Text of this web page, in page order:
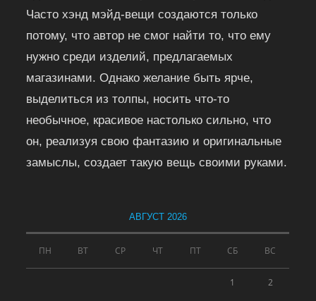
Часто хэнд мэйд-вещи создаются только
потому, что автор не смог найти то, что ему
нужно среди изделий, предлагаемых
магазинами. Однако желание быть ярче,
выделиться из толпы, носить что-то
необычное, красивое настолько сильно, что
он, реализуя свою фантазию и оригинальные
замыслы, создает такую вещь своими руками.
АВГУСТ 2026
ПН ВТ СР ЧТ ПТ СБ ВС
1 2